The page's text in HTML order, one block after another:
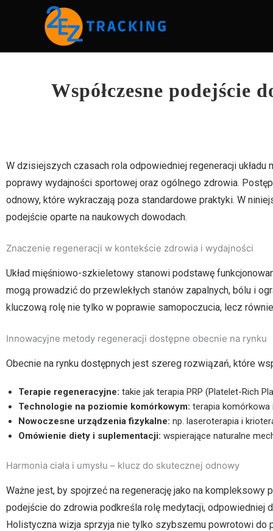
Współczesne podejście
W dzisiejszych czasach rola odpowiedniej regeneracji
poprawy wydajności sportowej oraz ogólnego zdrowia.
odnowy, które wykraczają poza standardowe praktyki. W
podejście oparte na naukowych dowodach.
Znaczenie regeneracji w kontekście zdrowia i wydajności
Układ mięśniowo-szkieletowy stanowi podstawę
mogą prowadzić do przewlekłych stanów zapalnych, bólu i
kluczową rolę nie tylko w poprawie samopoczucia, lecz
Innowacyjne metody regeneracji dostępne obecnie na rynku
Obecnie na rynku dostępnych jest szereg rozwiązań, które
Terapie regeneracyjne: takie jak terapia PRP (Platelet-Rich
Technologie na poziomie komórkowym: terapia
Nowoczesne urządzenia fizykalne: np. laseroterapia i
Omówienie diety i suplementacji: wspierające naturalne
Harmonia ciała i umysłu – klucz do skutecznej odnowy
Ważne jest, by spojrzeć na regenerację jako na
podejście do zdrowia podkreśla rolę medytacji, odpowiedniej
Holistyczna wizja sprzyja nie tylko szybszemu powrotowi do